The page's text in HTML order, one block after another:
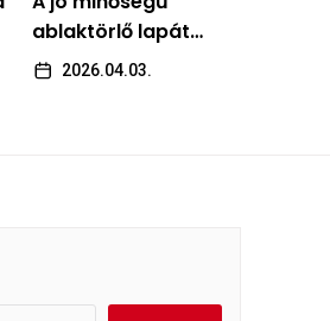
ablaktörlő lapát
fontosabb, mint
2026.04.03.